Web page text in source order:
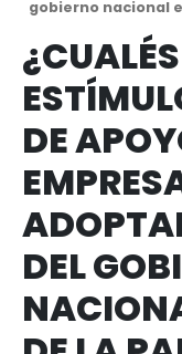
y
alimentos
y
alimentos
Energía
Energía
Salud
y
ciencias
Cómo
invertir
1.
Régimen
general
de
la
inversión
extranjera
2.
Recursos
Recursos
Buscador
de
Buscador
Directorio
Contacto
Ruta
de
navegación
inicio
recursos
¿cualés son
económico a
gobierno
DE